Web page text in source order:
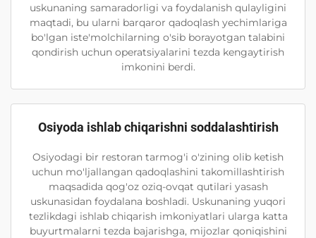
uskunaning samaradorligi va foydalanish qulayligini
maqtadi, bu ularni barqaror qadoqlash yechimlariga
bo'lgan iste'molchilarning o'sib borayotgan talabini
qondirish uchun operatsiyalarini tezda kengaytirish
imkonini berdi.
Osiyoda ishlab chiqarishni soddalashtirish
Osiyodagi bir restoran tarmog'i o'zining olib ketish
uchun mo'ljallangan qadoqlashini takomillashtirish
maqsadida qog'oz oziq-ovqat qutilari yasash
uskunasidan foydalana boshladi. Uskunaning yuqori
tezlikdagi ishlab chiqarish imkoniyatlari ularga katta
buyurtmalarni tezda bajarishga, mijozlar qoniqishini